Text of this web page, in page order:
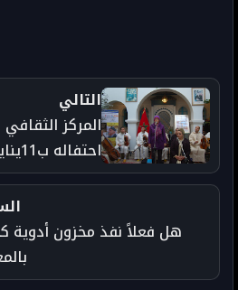
التالي
المركز
احتفاله ب11يناير
هل فعلاً نفذ مخزون أدوية